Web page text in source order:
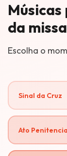
da
Escolha o
Sinal da Cruz
Ato